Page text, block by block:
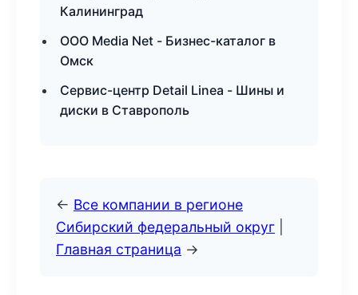
Калининград
ООО Media Net - Бизнес-каталог в
Омск
Сервис-центр Detail Linea - Шины и
диски в Ставрополь
← Все компании в регионе
Сибирский федеральный округ
Главная страница →